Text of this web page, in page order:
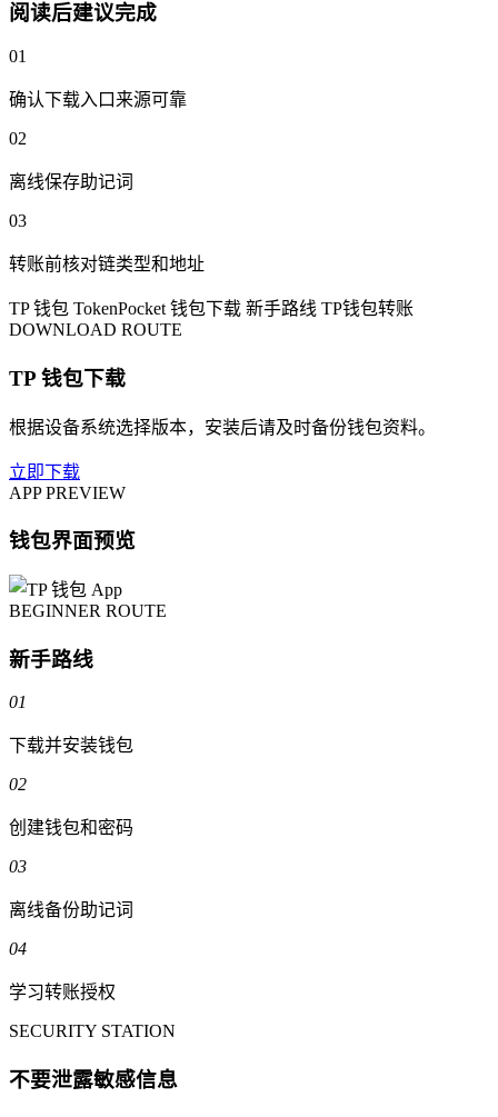
阅读后建议完成
01
确认下载入口来源可靠
02
离线保存助记词
03
转账前核对链类型和地址
TP 钱包 TokenPocket 钱包下载 新手路线 TP钱包转账
DOWNLOAD ROUTE
TP 钱包下载
根据设备系统选择版本，安装后请及时备份钱包资料。
立即下载
APP PREVIEW
钱包界面预览
BEGINNER ROUTE
新手路线
01
下载并安装钱包
02
创建钱包和密码
03
离线备份助记词
04
学习转账授权
SECURITY STATION
不要泄露敏感信息